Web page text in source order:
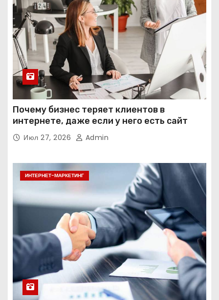
Почему бизнес теряет клиентов в
интернете, даже если у него есть сайт
Июл 27, 2026 Admin
ИНТЕРНЕТ-МАРКЕТИНГ